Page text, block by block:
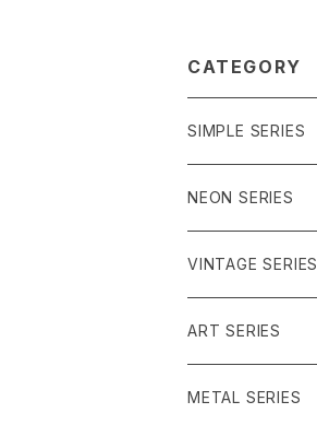
CATEGORY
SIMPLE SERIES
ブルー系
パープル系
グリーン系
うみのいきもの
NEON SERIES
イエロー系
ピンク系
VINTAGE SERIES
レッド系
グリーン系
ART SERIES
METAL SERIES